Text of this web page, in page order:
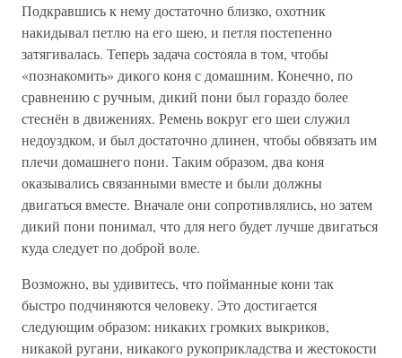
Подкравшись к нему достаточно близко, охотник
накидывал петлю на его шею, и петля постепенно
затягивалась. Теперь задача состояла в том, чтобы
«познакомить» дикого коня с домашним. Конечно, по
сравнению с ручным, дикий пони был гораздо более
стеснён в движениях. Ремень вокруг его шеи служил
недоуздком, и был достаточно длинен, чтобы обвязать им
плечи домашнего пони. Таким образом, два коня
оказывались связанными вместе и были должны
двигаться вместе. Вначале они сопротивлялись, но затем
дикий пони понимал, что для него будет лучше двигаться
куда следует по доброй воле.
Возможно, вы удивитесь, что пойманные кони так
быстро подчиняются человеку. Это достигается
следующим образом: никаких громких выкриков,
никакой ругани, никакого рукоприкладства и жестокости